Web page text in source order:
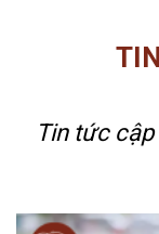
Tin tức